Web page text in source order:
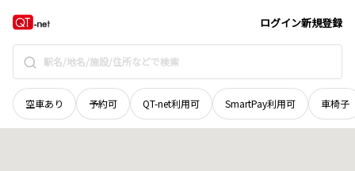
ログイン新規登録
空車あり 予約可 QT-net利用可 SmartPay利用可 車椅子
広島県